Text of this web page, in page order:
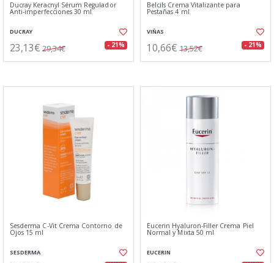
Ducray Keracnyl Sérum Regulador
Anti-imperfecciones 30 ml
DUCRAY
23,13€ 29,34€ - 21%
Belcils Crema Vitalizante para
Pestañas 4 ml
VIÑAS
10,66€ 13,52€ - 21%
Sesderma C-Vit Crema Contorno de
Ojos 15 ml
SESDERMA
Eucerin Hyaluron-Filler Crema Piel
Normal y Mixta 50 ml
EUCERIN